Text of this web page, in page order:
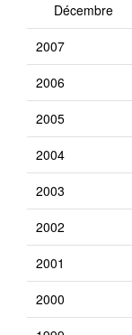
Décembre
2007
2006
2005
2004
2003
2002
2001
2000